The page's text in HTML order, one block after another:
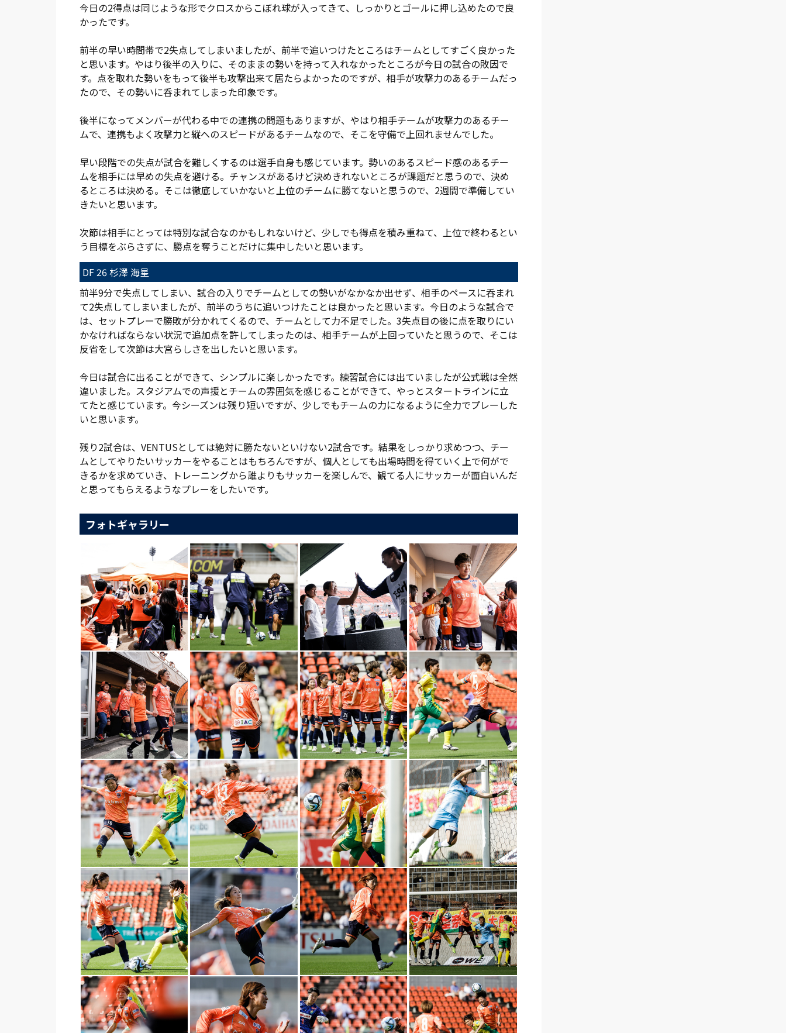
今日の2得点は同じような形でクロスからこぼれ球が入ってきて、しっかりとゴールに押し込めたので良
かったです。
前半の早い時間帯で2失点してしまいましたが、前半で追いつけたところはチームとしてすごく良かった
と思います。やはり後半の入りに、そのままの勢いを持って入れなかったところが今日の試合の敗因で
す。点を取れた勢いをもって後半も攻撃出来て居たらよかったのですが、相手が攻撃力のあるチームだっ
たので、その勢いに呑まれてしまった印象です。
後半になってメンバーが代わる中での連携の問題もありますが、やはり相手チームが攻撃力のあるチー
ムで、連携もよく攻撃力と縦へのスピードがあるチームなので、そこを守備で上回れませんでした。
早い段階での失点が試合を難しくするのは選手自身も感じています。勢いのあるスピード感のあるチー
ムを相手には早めの失点を避ける。チャンスがあるけど決めきれないところが課題だと思うので、決め
るところは決める。そこは徹底していかないと上位のチームに勝てないと思うので、2週間で準備してい
きたいと思います。
次節は相手にとっては特別な試合なのかもしれないけど、少しでも得点を積み重ねて、上位で終わるとい
う目標をぶらさずに、勝点を奪うことだけに集中したいと思います。
DF 26 杉澤 海星
前半9分で失点してしまい、試合の入りでチームとしての勢いがなかなか出せず、相手のペースに呑まれ
て2失点してしまいましたが、前半のうちに追いつけたことは良かったと思います。今日のような試合で
は、セットプレーで勝敗が分かれてくるので、チームとして力不足でした。3失点目の後に点を取りにい
かなければならない状況で追加点を許してしまったのは、相手チームが上回っていたと思うので、そこは
反省をして次節は大宮らしさを出したいと思います。
今日は試合に出ることができて、シンプルに楽しかったです。練習試合には出ていましたが公式戦は全然
違いました。スタジアムでの声援とチームの雰囲気を感じることができて、やっとスタートラインに立
てたと感じています。今シーズンは残り短いですが、少しでもチームの力になるように全力でプレーした
いと思います。
残り2試合は、VENTUSとしては絶対に勝たないといけない2試合です。結果をしっかり求めつつ、チー
ムとしてやりたいサッカーをやることはもちろんですが、個人としても出場時間を得ていく上で何がで
きるかを求めていき、トレーニングから誰よりもサッカーを楽しんで、観てる人にサッカーが面白いんだ
と思ってもらえるようなプレーをしたいです。
フォトギャラリー